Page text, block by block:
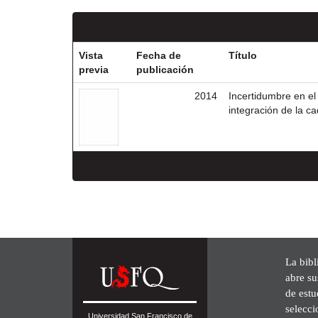
Vista
previa
Fecha de
publicación
Título
2014
Incertidumbre en
integración de la
Universidad San Francisco de
La
abre
de